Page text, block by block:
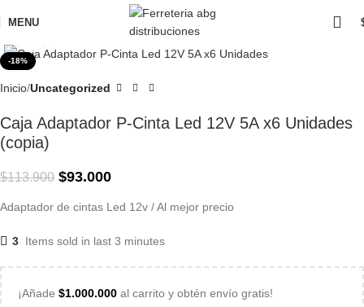
MENU
-18%
Inicio Uncategorized
Caja Adaptador P-Cinta Led 12V 5A x6 Unidades
(copia)
$113.900 $93.000
Adaptador de cintas Led 12v / Al mejor precio
3 Items sold in last 3 minutes
¡Añade $1.000.000 al carrito y obtén envío gratis!